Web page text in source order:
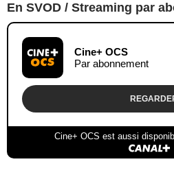
En SVOD / Streaming par
Cine+ OCS
Par abonnement
Cine+ OCS est aussi